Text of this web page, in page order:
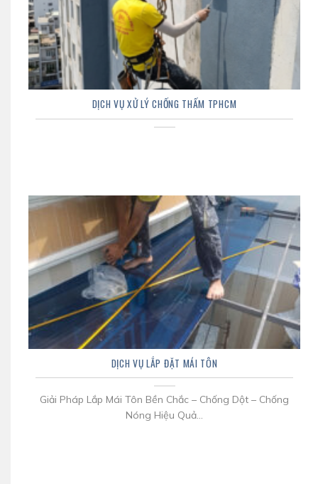
DỊCH VỤ XỬ LÝ CHỐNG THẤM TPHCM
DỊCH VỤ LẮP ĐẶT MÁI TÔN
Giải Pháp Lắp Mái Tôn Bền Chắc – Chống Dột – Chống
Nóng Hiệu Quả...